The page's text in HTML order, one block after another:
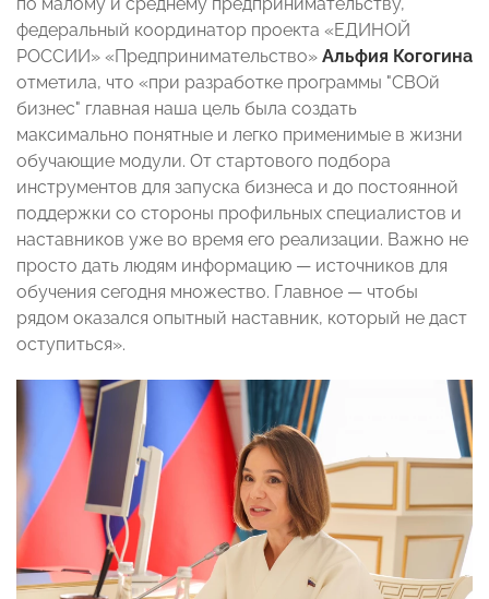
федеральный координатор проекта «ЕДИНОЙ
РОССИИ» «Предпринимательство» Альфия Когогина
отметила, что «при разработке программы "СВОй
бизнес" главная наша цель была создать
максимально понятные и легко применимые в жизни
обучающие модули. От стартового подбора
инструментов для запуска бизнеса и до постоянной
поддержки со стороны профильных специалистов и
наставников уже во время его реализации. Важно не
просто дать людям информацию — источников для
обучения сегодня множество. Главное — чтобы
рядом оказался опытный наставник, который не даст
оступиться».